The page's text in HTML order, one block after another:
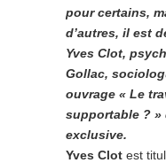
pour certains,
d’autres, il est
Yves Clot,
Gollac,
ouvrage « Le
supportable ? »
exclusive.
Yves Clot est